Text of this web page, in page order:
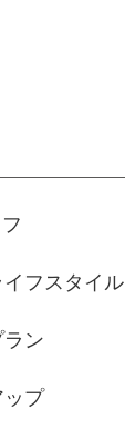
フスタイル
ン
ップ